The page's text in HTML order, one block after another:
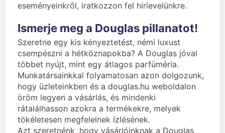
eseményeinkről, iratkozzon fel hírlevelünkre.
Ismerje meg a Douglas pillanatot!
Szeretne egy kis kényeztetést, némi luxust
csempészni a hétköznapokba? A Douglas jóval
többet nyújt, mint egy átlagos parfüméria.
Munkatársainkkal folyamatosan azon dolgozunk,
hogy üzleteinkben és a douglas.hu weboldalon
öröm legyen a vásárlás, és mindenki
rátalálhasson azokra a termékekre, melyek
tökéletesen megfelelnek ízlésének.
Azt szeretnénk, hogy vásárlóinknak a Douglas